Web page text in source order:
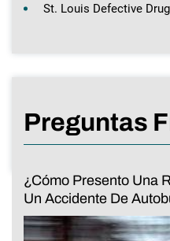
St. Louis Defective
Preguntas
¿Cómo Presento Una
Un Accidente De